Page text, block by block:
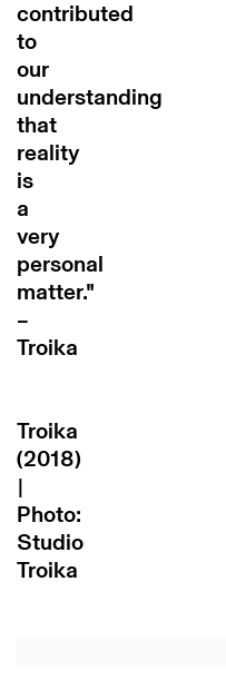
contributed
to
our
understanding
that
reality
is
a
very
personal
matter."
–
Troika
Troika
(2018)
Photo:
Studio
Troika